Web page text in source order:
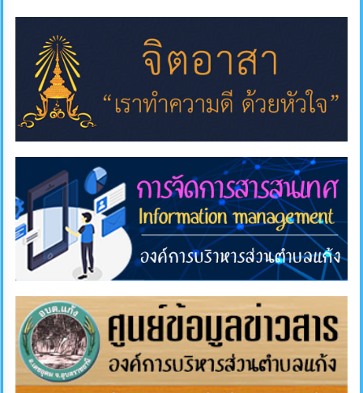
การ
บริหาร
และ
พัฒนา
ทรัพยากร
บุคคล
การ
ส่ง
เสริม
ความ
การ
จัด
ซื้อ